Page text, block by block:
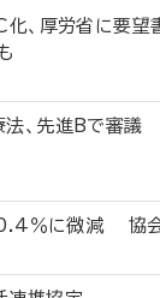
化、厚労省に要
法、先進Bで審
％に微減 協